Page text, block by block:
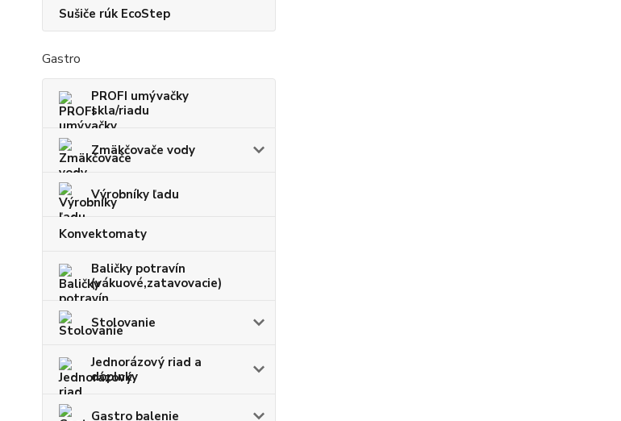
Sušiče rúk EcoStep
Gastro
PROFI umývačky
skla/riadu
Zmäkčovače vody
Výrobníky ľadu
Konvektomaty
Baličky potravín
(vákuové,zatavovacie)
Stolovanie
Jednorázový riad a
doplnky
Gastro balenie